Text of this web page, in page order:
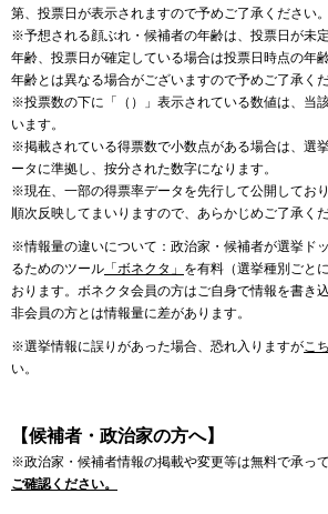
第、投票日が表示されますので予めご了承ください。
※予想される顔ぶれ・候補者の年齢は、投票日が未
年齢、投票日が確定している場合は投票日時点の年
年齢とは異なる場合がございますので予めご了承くだ
※投票数の下に「（）」表示されている数値は、当
います。
※掲載されている得票数で小数点がある場合は、選
ータに準拠し、按分された数字になります。
※現在、一部の得票率データを先行して公開してお
順次反映してまいりますので、あらかじめご了承くだ
※情報量の違いについて：政治家・候補者が選挙ド
るためのツール 「ボネクタ」 を有料（選挙種別ごと
おります。ボネクタ会員の方はご自身で情報を書き
非会員の方とは情報量に差があります。
※選挙情報に誤りがあった場合、恐れ入りますがこ
い。
【候補者・政治家の方へ】
※政治家・候補者情報の掲載や変更等は無料で承って
ご確認ください。